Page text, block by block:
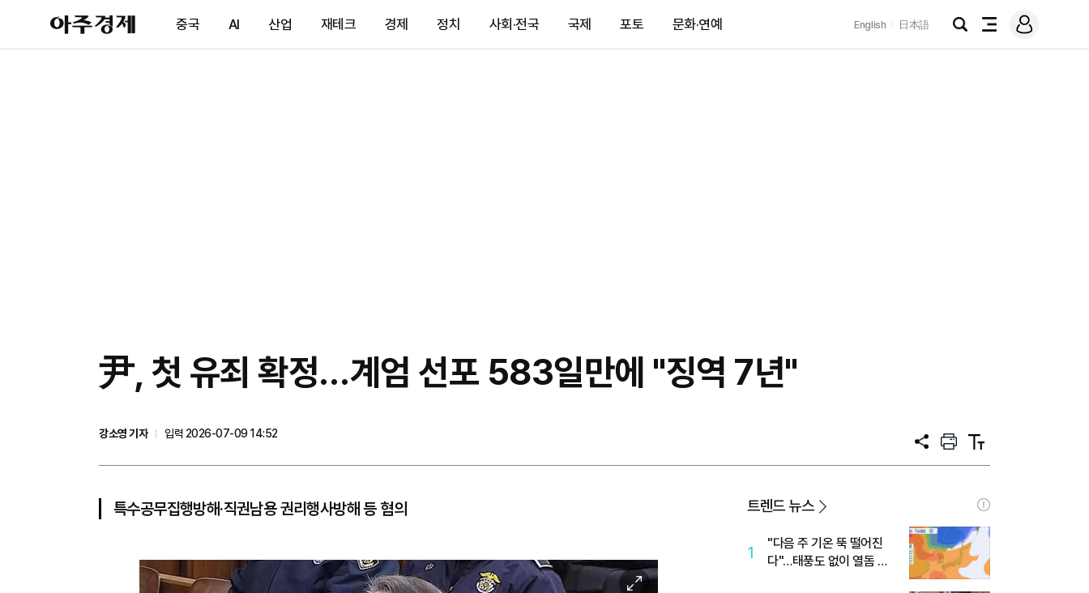
아
주
제
중국 AI 산업 재테크 경제 정치 사회·전국 국제 포토 문화·연예 English 日本語
검
전
메
그
尹, 첫 유죄 확정…계엄 선포 583일만에 "징역 7년"
강소영 기자
입력 2026-07-09 14:52
공
프
트
텍
트
특수공무집행방해·직권남용 권리행사방해 등 혐의
이
트렌드 뉴스
1
"다음 주 기온 뚝 떨어진
다"…태풍도 없이 열돔 박